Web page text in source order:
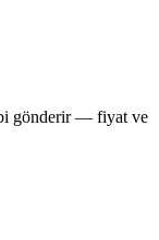
gönderir — fiyat ve